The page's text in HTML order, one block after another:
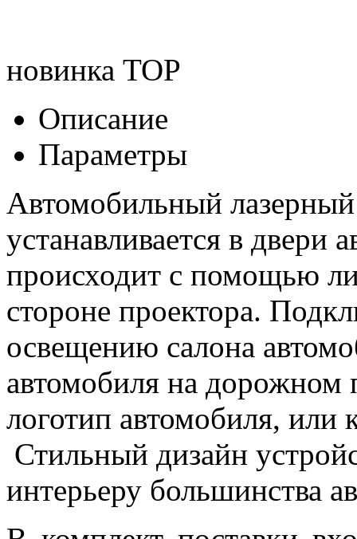
новинка TOP
Описание
Параметры
Автомобильный
устанавливается в двери
происходит с помощью
стороне проектора.
освещению салона
автомобиля на дорожном
логотип автомобиля, или
Стильный дизайн
интерьеру большинства